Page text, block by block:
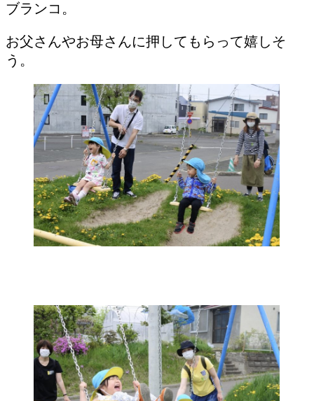
ブランコ。
お父さんやお母さんに押してもらって嬉しそ
う。